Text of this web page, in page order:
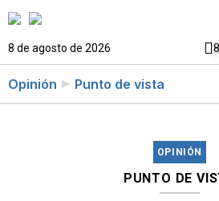
8 de agosto de 2026
Opinión Punto de vista
OPINIÓN
PUNTO DE